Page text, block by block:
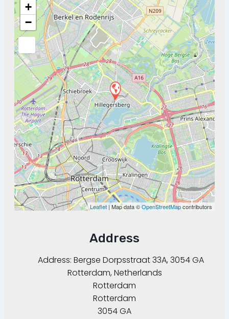
+
−
Leaflet | Map data ©OpenStreetMapcontributors
Address
Address: Bergse Dorpsstraat 33A, 3054 GA
Rotterdam, Netherlands
Rotterdam
Rotterdam
3054 GA